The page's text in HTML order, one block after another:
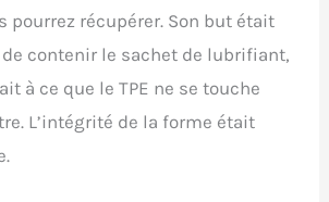
pourrez récupérer. Son but était
contenir le sachet de lubrifiant,
à ce que le TPE ne se touche
L’intégrité de la forme était